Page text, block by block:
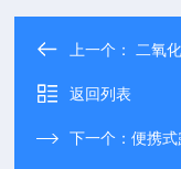
上一个： 二氧
返回列表
下一个：便携